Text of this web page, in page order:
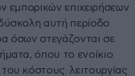
εμπορικών επιχειρήσεων
αυτή περίοδο
όσων στεγάζονται σε
όπου το ενοίκιο
κόστους λειτουργίας